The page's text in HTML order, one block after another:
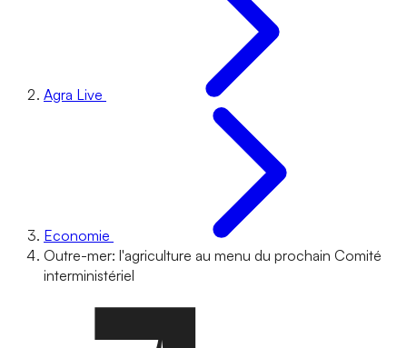
Agra Live
Economie
Outre-mer: l'agriculture au menu du prochain Comité
interministériel